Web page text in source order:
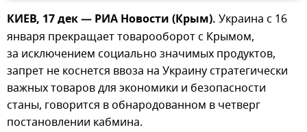
КИЕВ, 17 дек — РИА Новости (Крым). Украина с 16
января прекращает товарооборот с Крымом,
за исключением социально значимых продуктов,
запрет не коснется ввоза на Украину стратегически
важных товаров для экономики и безопасности
станы, говорится в обнародованном в четверг
постановлении кабмина.